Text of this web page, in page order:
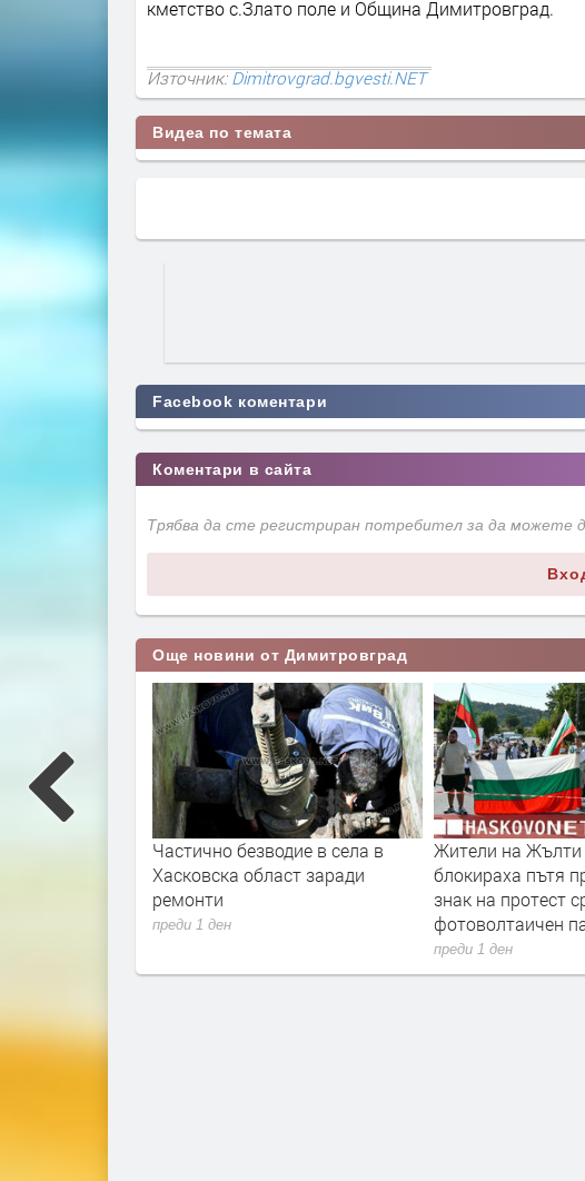
кметство с.Злато поле и Община Димитровград.
Източник:Dimitrovgrad.bgvesti.NET
Видеа по темата
Facebook коментари
Коментари в сайта
Трябва да сте регистриран потребител за да можете
Още новини от Димитровград
Частично безводие в села в
Хасковска област заради
ремонти
преди 1 ден
Жители на Жълти
блокираха пътя
знак на протест
фотоволтаичен
преди 1 ден